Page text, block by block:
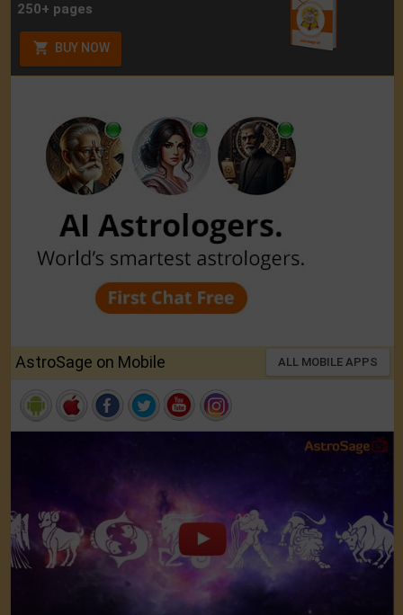
250+ pages
BUY NOW
AstroSage on Mobile ALL MOBILE APPS